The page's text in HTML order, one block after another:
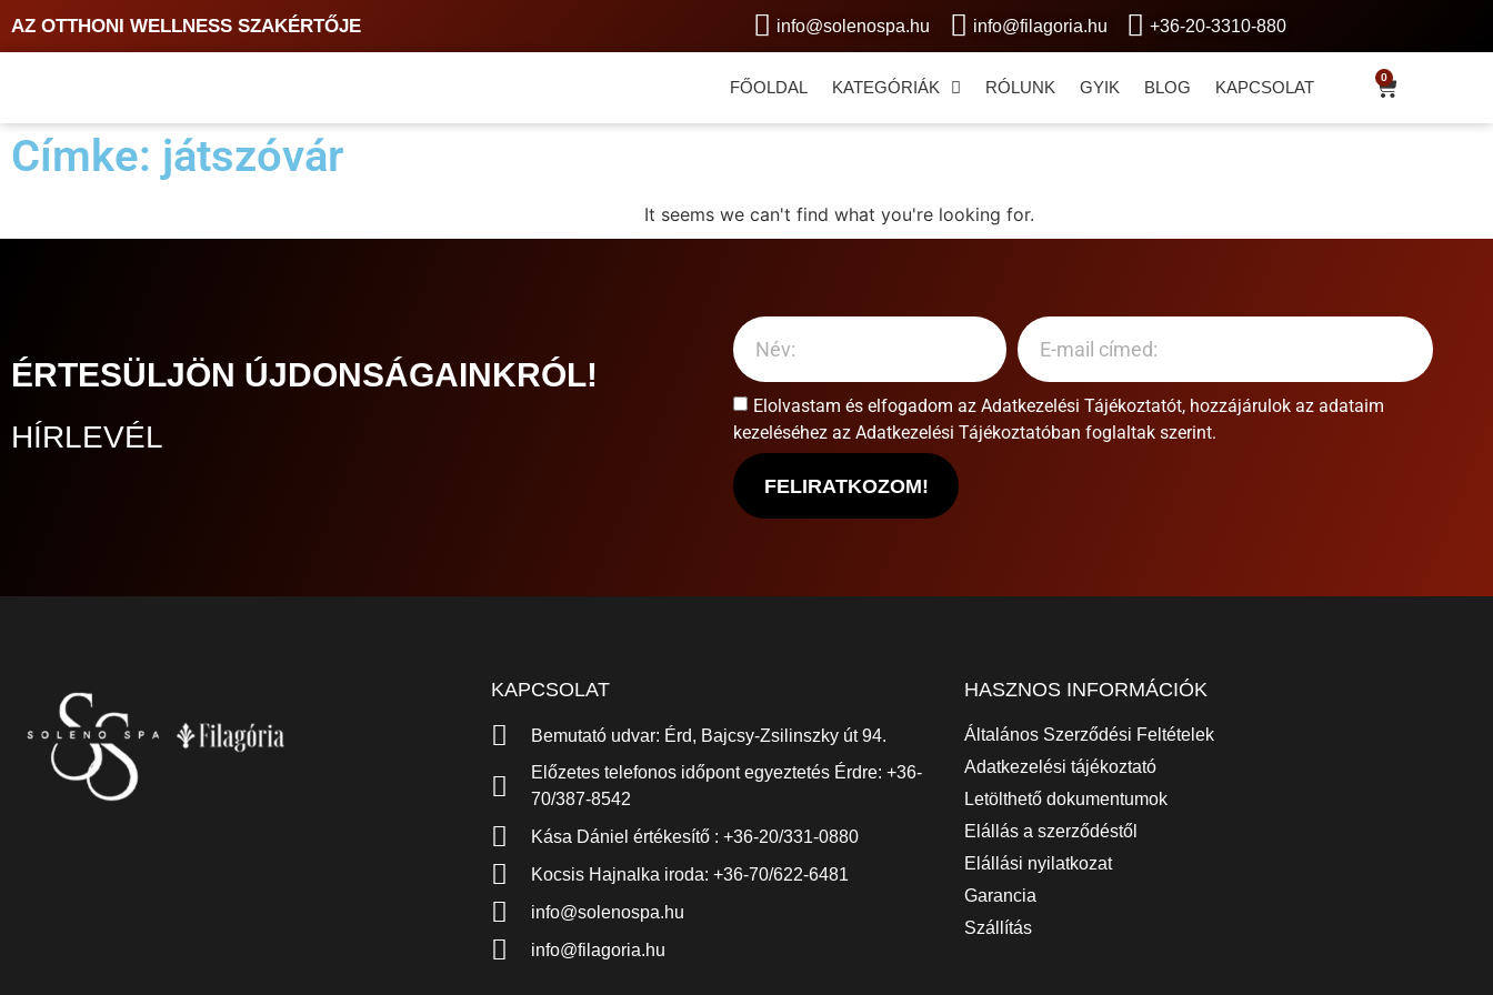
AZ OTTHONI WELLNESS SZAKÉRTŐJE info@solenospa.hu info@filagoria.hu +36-20-3310-880
FŐOLDAL KATEGÓRIÁK RÓLUNK GYIK BLOG KAPCSOLAT
0
Címke: játszóvár
It seems we can't find what you're looking for.
ÉRTESÜLJÖN ÚJDONSÁGAINKRÓL!
HÍRLEVÉL
Elolvastam és elfogadom az Adatkezelési Tájékoztatót, hozzájárulok az adataim
kezeléséhez az Adatkezelési Tájékoztatóban foglaltak szerint.
FELIRATKOZOM!
KAPCSOLAT
Bemutató udvar: Érd, Bajcsy-Zsilinszky út 94.
Előzetes telefonos időpont egyeztetés Érdre: +36-
70/387-8542
Kása Dániel értékesítő : +36-20/331-0880
Kocsis Hajnalka iroda: +36-70/622-6481
info@solenospa.hu
info@filagoria.hu
HASZNOS INFORMÁCIÓK
Általános Szerződési Feltételek
Adatkezelési tájékoztató
Letölthető dokumentumok
Elállás a szerződéstől
Elállási nyilatkozat
Garancia
Szállítás